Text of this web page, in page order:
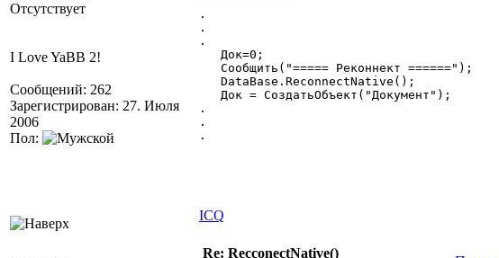
Отсутствует
I Love YaBB 2!
Сообщений: 262
Зарегистрирован: 27. Июля
2006
Пол:
.
.
.
   Док=0;
   Сообщить("===== Реконнект ======");
   DataBase.ReconnectNative();
   Док = СоздатьОбъект("Документ");
.
.
.
ICQ
Re: RecconectNative()